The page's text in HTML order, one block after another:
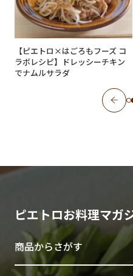
【ピエトロ×はごろもフーズ コ
ラボレシピ】ドレッシーチキン
でナムルサラダ
ピエトロお料理マガ
商品からさがす